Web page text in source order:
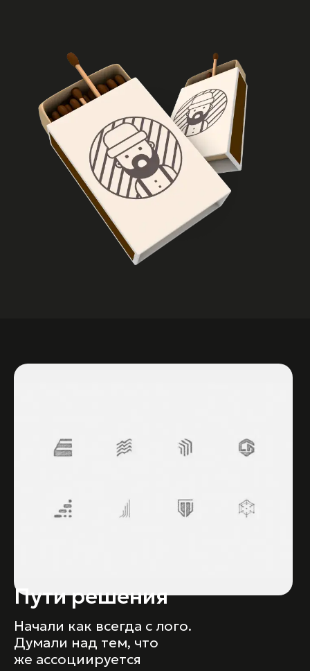
Пути решения
Начали как всегда с лого.
Думали над тем, что
же ассоциируется